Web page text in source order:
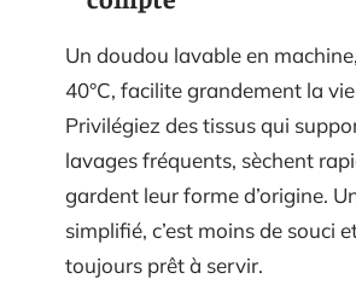
Un doudou lavable en
40°C, facilite grandement la
Privilégiez des tissus qui
lavages fréquents, sèchent
gardent leur forme d’origine.
simplifié, c’est moins de souci
toujours prêt à servir.